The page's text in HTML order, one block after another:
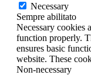
Necessary
Sempre abilitato
Necessary cookies
function properly.
ensures basic
website. These
Non-necessary